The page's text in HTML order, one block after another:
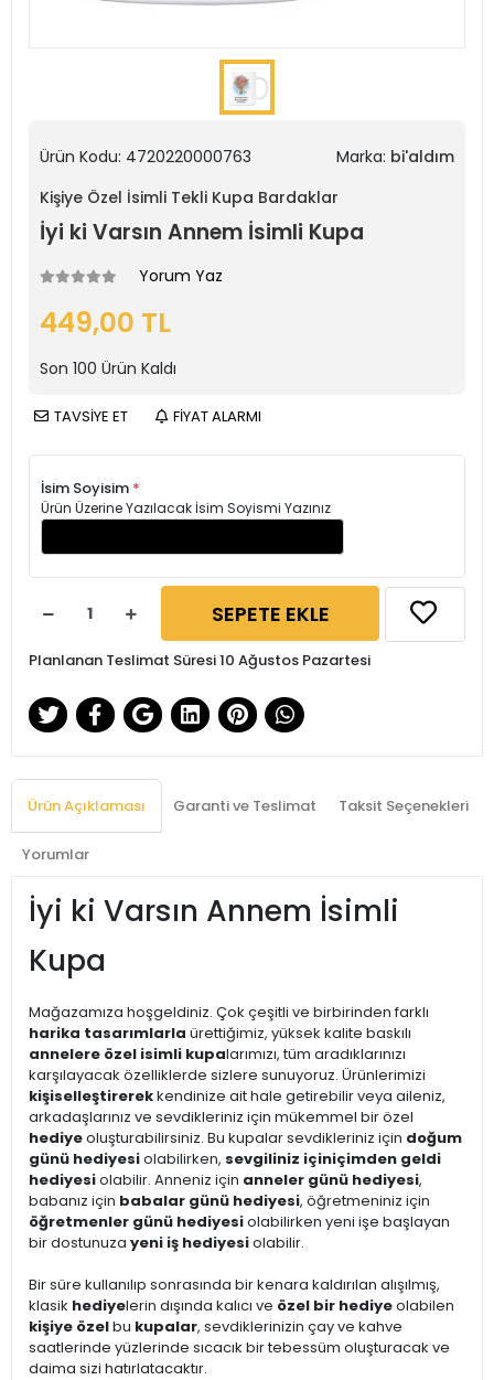
Ürün Kodu: 4720220000763 Marka: bi'aldım
Kişiye Özel İsimli Tekli Kupa Bardaklar
İyi ki Varsın Annem İsimli Kupa
Yorum Yaz
449,00 TL
Son 100 Ürün Kaldı
TAVSİYE ET FİYAT ALARMI
İsim Soyisim *
Ürün Üzerine Yazılacak İsim Soyismi Yazınız
SEPETE EKLE
Planlanan Teslimat Süresi 10 Ağustos Pazartesi
Ürün Açıklaması Garanti ve Teslimat Taksit Seçenekleri
Yorumlar
İyi ki Varsın Annem İsimli
Kupa
Mağazamıza hoşgeldiniz. Çok çeşitli ve birbirinden farklı
harika tasarımlarla ürettiğimiz, yüksek kalite baskılı
annelere özel isimli kupalarımızı, tüm aradıklarınızı
karşılayacak özelliklerde sizlere sunuyoruz. Ürünlerimizi
kişiselleştirerekkendinize ait hale getirebilir veya aileniz,
arkadaşlarınız ve sevdikleriniz için mükemmel bir özel
hediyeoluşturabilirsiniz. Bu kupalar sevdikleriniz için doğum
günü hediyesiolabilirken, sevgiliniz içiniçimden geldi
hediyesiolabilir. Anneniz için anneler günü hediyesi,
babanız için babalar günü hediyesi, öğretmeniniz için
öğretmenler günü hediyesiolabilirken yeni işe başlayan
bir dostunuza yeni iş hediyesiolabilir.
Bir süre kullanılıp sonrasında bir kenara kaldırılan alışılmış,
klasik hediyelerin dışında kalıcı ve özel bir hediyeolabilen
kişiye özelbu kupalar, sevdiklerinizin çay ve kahve
saatlerinde yüzlerinde sıcacık bir tebessüm oluşturacak ve
daima sizi hatırlatacaktır.